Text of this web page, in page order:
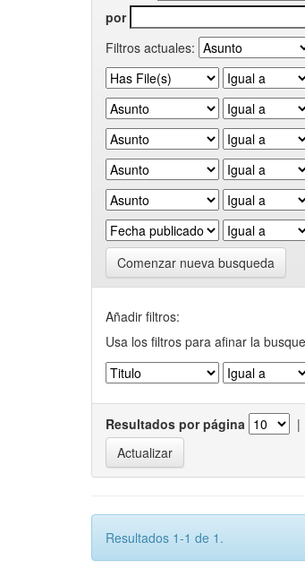
por
Filtros actuales:
Comenzar nueva busqueda
Añadir filtros:
Usa los filtros para afinar la
Resultados por página |
Resultados 1-1 de 1.